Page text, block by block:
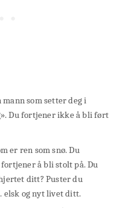
som setter deg i
Du fortjener ikke å bli ført
er ren som snø. Du
å bli stolt på. Du
ditt? Puster du
elsk og nyt livet ditt.